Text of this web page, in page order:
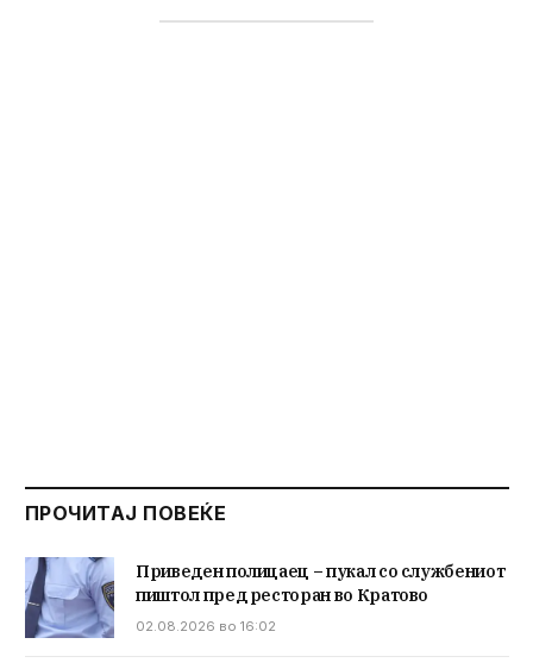
ПРОЧИТАЈ ПОВЕЌЕ
Приведен полицаец – пукал со службениот
пиштол пред ресторан во Кратово
02.08.2026 во 16:02